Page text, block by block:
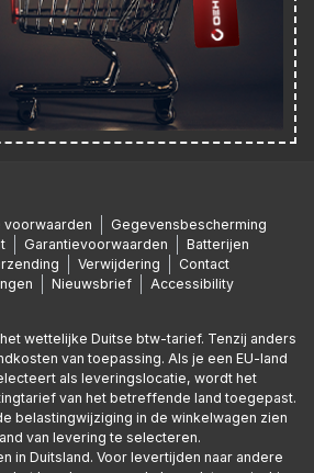
voorwaarden
Gegevensbescherming
Garantievoorwaarden
Batterijen
Verwijdering
Contact
Nieuwsbrief Accessibility
wettelijke Duitse btw-tarief. Tenzij anders
van toepassing. Als je een EU-land
als leveringslocatie, wordt het
van het betreffende land toegepast.
belastingwijziging in de winkelwagen zien
van levering te selecteren.
in Duitsland. Voor levertijden naar andere